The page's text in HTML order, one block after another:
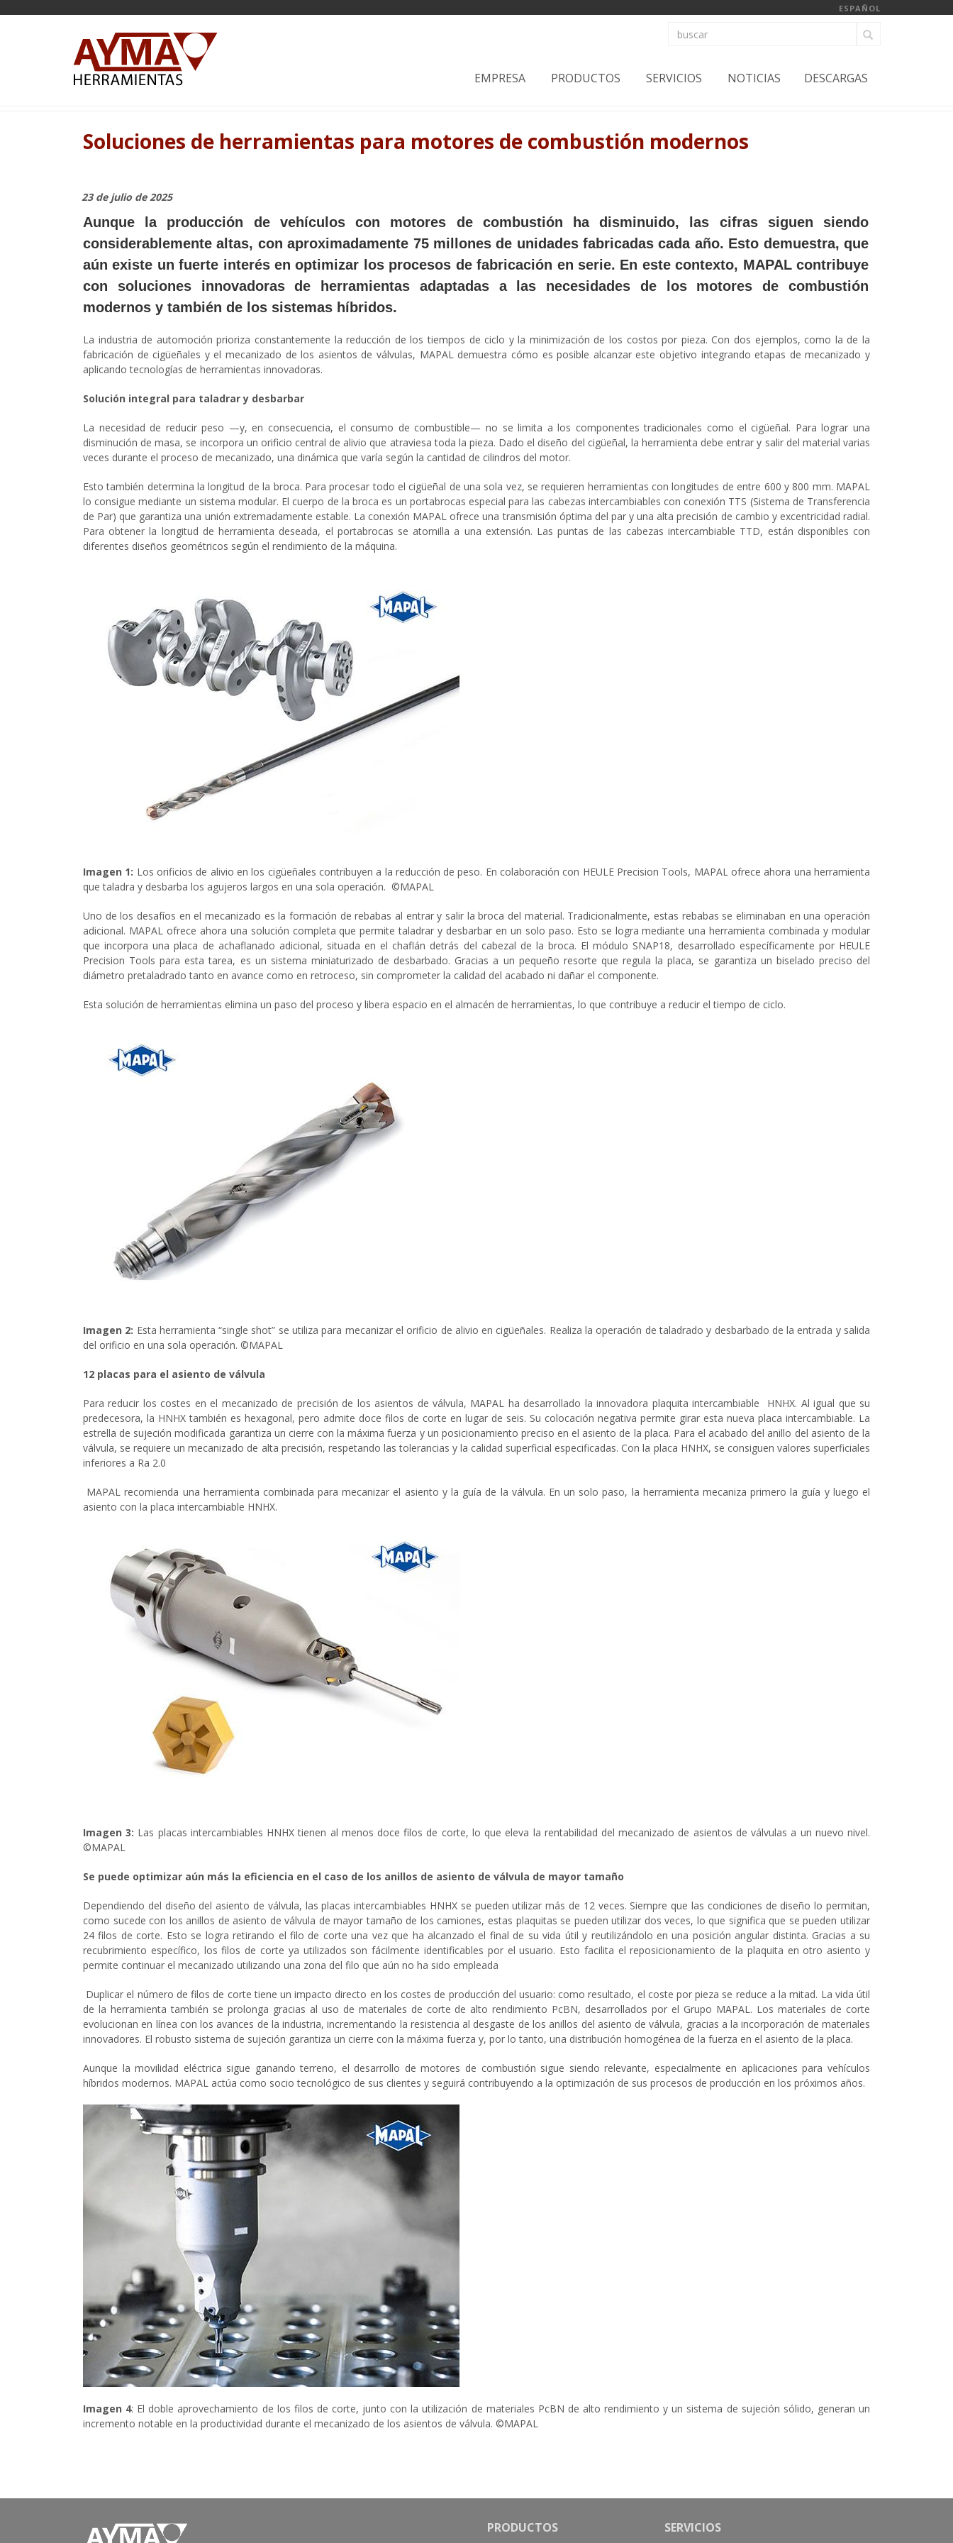
ESPAÑOL
EMPRESA PRODUCTOS SERVICIOS NOTICIAS DESCARGAS
Soluciones de herramientas para motores de combustión modernos
23 de julio de2025
Aunque la producción de vehículos con motores de combustión ha disminuido, las cifras siguen siendo
considerablemente altas, con aproximadamente 75 millones de unidades fabricadas cada año. Esto demuestra, que
aún existe un fuerte interés en optimizar los procesos de fabricación en serie. En este contexto, MAPAL contribuye
con soluciones innovadoras de herramientas adaptadas a las necesidades de los motores de combustión
modernos y también de los sistemas híbridos.
La industria de automoción prioriza constantemente la reducción de los tiempos de ciclo y la minimización de los costos por pieza. Con dos ejemplos, como la de la
fabricación de cigüeñales y el mecanizado de los asientos de válvulas, MAPAL demuestra cómo es posible alcanzar este objetivo integrando etapas de mecanizado y
aplicando tecnologías de herramientas innovadoras.
Solución integral para taladrar y desbarbar
La necesidad de reducir peso —y, en consecuencia, el consumo de combustible— no se limita a los componentes tradicionales como el cigüeñal. Para lograr una
disminución de masa, se incorpora un orificio central de alivio que atraviesa toda la pieza. Dado el diseño del cigüeñal, la herramienta debe entrar y salir del material varias
veces durante el proceso de mecanizado, una dinámica que varía según la cantidad de cilindros del motor.
Esto también determina la longitud de la broca. Para procesar todo el cigüeñal de una sola vez, se requieren herramientas con longitudes de entre 600 y 800 mm. MAPAL
lo consigue mediante un sistema modular. El cuerpo de la broca es un portabrocas especial para las cabezas intercambiables con conexión TTS (Sistema de Transferencia
de Par) que garantiza una unión extremadamente estable. La conexión MAPAL ofrece una transmisión óptima del par y una alta precisión de cambio y excentricidad radial.
Para obtener la longitud de herramienta deseada, el portabrocas se atornilla a una extensión. Las puntas de las cabezas intercambiable TTD, están disponibles con
diferentes diseños geométricos según el rendimiento de la máquina.
Imagen 1: Los orificios de alivio en los cigüeñales contribuyen a la reducción de peso. En colaboración con HEULE Precision Tools, MAPAL ofrece ahora una herramienta
que taladra y desbarba los agujeros largos en una sola operación. ©MAPAL
Uno de los desafíos en el mecanizado es la formación de rebabas al entrar y salir la broca del material. Tradicionalmente, estas rebabas se eliminaban en una operación
adicional. MAPAL ofrece ahora una solución completa que permite taladrar y desbarbar en un solo paso. Esto se logra mediante una herramienta combinada y modular
que incorpora una placa de achaflanado adicional, situada en el chaflán detrás del cabezal de la broca. El módulo SNAP18, desarrollado específicamente por HEULE
Precision Tools para esta tarea, es un sistema miniaturizado de desbarbado. Gracias a un pequeño resorte que regula la placa, se garantiza un biselado preciso del
diámetro pretaladrado tanto en avance como en retroceso, sin comprometer la calidad del acabado ni dañar el componente.
Esta solución de herramientas elimina un paso del proceso y libera espacio en el almacén de herramientas, lo que contribuye a reducir el tiempo de ciclo.
Imagen 2: Esta herramienta “single shot” se utiliza para mecanizar el orificio de alivio en cigüeñales. Realiza la operación de taladrado y desbarbado de la entrada y salida
del orificio en una sola operación. ©MAPAL
12 placas para el asiento de válvula
Para reducir los costes en el mecanizado de precisión de los asientos de válvula, MAPAL ha desarrollado la innovadora plaquita intercambiable HNHX. Al igual que su
predecesora, la HNHX también es hexagonal, pero admite doce filos de corte en lugar de seis. Su colocación negativa permite girar esta nueva placa intercambiable. La
estrella de sujeción modificada garantiza un cierre con la máxima fuerza y un posicionamiento preciso en el asiento de la placa. Para el acabado del anillo del asiento de la
válvula, se requiere un mecanizado de alta precisión, respetando las tolerancias y la calidad superficial especificadas. Con la placa HNHX, se consiguen valores superficiales
inferiores a Ra 2.0
MAPAL recomienda una herramienta combinada para mecanizar el asiento y la guía de la válvula. En un solo paso, la herramienta mecaniza primero la guía y luego el
asiento con la placa intercambiable HNHX.
Imagen 3: Las placas intercambiables HNHX tienen al menos doce filos de corte, lo que eleva la rentabilidad del mecanizado de asientos de válvulas a un nuevo nivel.
©MAPAL
Se puede optimizar aún más la eficiencia en el caso de los anillos de asiento de válvula de mayor tamaño
Dependiendo del diseño del asiento de válvula, las placas intercambiables HNHX se pueden utilizar más de 12 veces. Siempre que las condiciones de diseño lo permitan,
como sucede con los anillos de asiento de válvula de mayor tamaño de los camiones, estas plaquitas se pueden utilizar dos veces, lo que significa que se pueden utilizar
24 filos de corte. Esto se logra retirando el filo de corte una vez que ha alcanzado el final de su vida útil y reutilizándolo en una posición angular distinta. Gracias a su
recubrimiento específico, los filos de corte ya utilizados son fácilmente identificables por el usuario. Esto facilita el reposicionamiento de la plaquita en otro asiento y
permite continuar el mecanizado utilizando una zona del filo que aún no ha sido empleada
Duplicar el número de filos de corte tiene un impacto directo en los costes de producción del usuario: como resultado, el coste por pieza se reduce a la mitad. La vida útil
de la herramienta también se prolonga gracias al uso de materiales de corte de alto rendimiento PcBN, desarrollados por el Grupo MAPAL. Los materiales de corte
evolucionan en línea con los avances de la industria, incrementando la resistencia al desgaste de los anillos del asiento de válvula, gracias a la incorporación de materiales
innovadores. El robusto sistema de sujeción garantiza un cierre con la máxima fuerza y, por lo tanto, una distribución homogénea de la fuerza en el asiento de la placa.
Aunque la movilidad eléctrica sigue ganando terreno, el desarrollo de motores de combustión sigue siendo relevante, especialmente en aplicaciones para vehículos
híbridos modernos. MAPAL actúa como socio tecnológico de sus clientes y seguirá contribuyendo a la optimización de sus procesos de producción en los próximos años.
Imagen 4: El doble aprovechamiento de los filos de corte, junto con la utilización de materiales PcBN de alto rendimiento y un sistema de sujeción sólido, generan un
incremento notable en la productividad durante el mecanizado de los asientos de válvula. ©MAPAL
PRODUCTOS SERVICIOS